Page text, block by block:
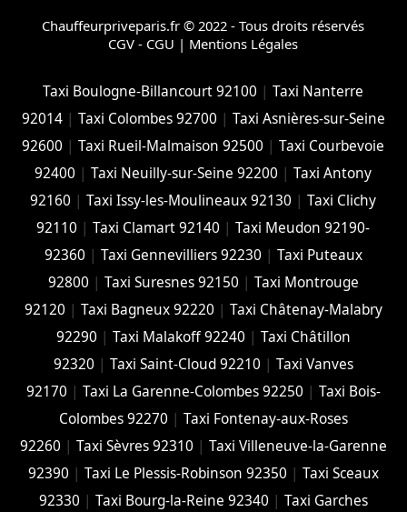
Chauffeurpriveparis.fr © 2022 - Tous droits réservés
CGV - CGU | Mentions Légales
Taxi Boulogne-Billancourt 92100 |Taxi Nanterre
92014| Taxi Colombes 92700 | Taxi Asnières-sur-Seine
92600 |Taxi Rueil-Malmaison 92500 |Taxi Courbevoie
92400 |Taxi Neuilly-sur-Seine 92200 |Taxi Antony
92160 |Taxi Issy-les-Moulineaux 92130 |Taxi Clichy
92110 |Taxi Clamart 92140 |Taxi Meudon 92190-
92360 | Taxi Gennevilliers 92230 | Taxi Puteaux
92800 | Taxi Suresnes 92150 | Taxi Montrouge
92120 | Taxi Bagneux 92220 | Taxi Châtenay-Malabry
92290 | Taxi Malakoff 92240 | Taxi Châtillon
92320 | Taxi Saint-Cloud 92210 | Taxi Vanves
92170 | Taxi La Garenne-Colombes 92250 | Taxi Bois-
Colombes 92270 | Taxi Fontenay-aux-Roses
92260 | Taxi Sèvres 92310 | Taxi Villeneuve-la-Garenne
92390 | Taxi Le Plessis-Robinson 92350 | Taxi Sceaux
92330 | Taxi Bourg-la-Reine 92340 | Taxi Garches